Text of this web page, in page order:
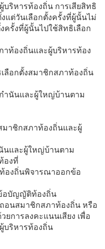
ริหารท้องถิ่น การเสียสิทธิ
แต่วันเลือกตั้งครั้งที่ผู้นั้นไม่
ครั้งที่ผู้นั้นไปใช้สิทธิเลือก
าท้องถิ่นและผู้บริหารท้อง
ลือกตั้งสมาชิกสภาท้องถิ่น
ำนันและผู้ใหญ่บ้านตาม
มาชิกสภาท้องถิ่นและผู้
นและผู้ใหญ่บ้านตาม
องที่
องถิ่นพิจารณาออกข้อ
อบัญญัติท้องถิ่น
อนสมาชิกสภาท้องถิ่น หรือ
การลงคะแนนเสียง เพื่อ
บริหารท้องถิ่น